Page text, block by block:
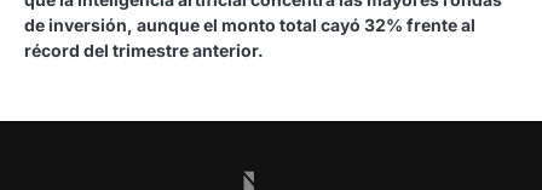
de inversión, aunque el monto total cayó 32% frente al
récord del trimestre anterior.